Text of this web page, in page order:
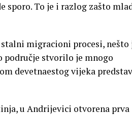
sporo. To je i razlog zašto
migracioni procesi, nešto
područje stvorilo je mnogo
devetnaestog vijeka
u Andrijevici otvorena prva